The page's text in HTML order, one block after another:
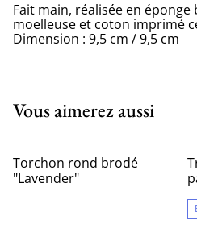
Fait main, réalisée en
moelleuse et coton imprimé
Dimension : 9,5 cm / 9,5 cm
Vous aimerez aussi
Torchon rond brodé
"Lavender"